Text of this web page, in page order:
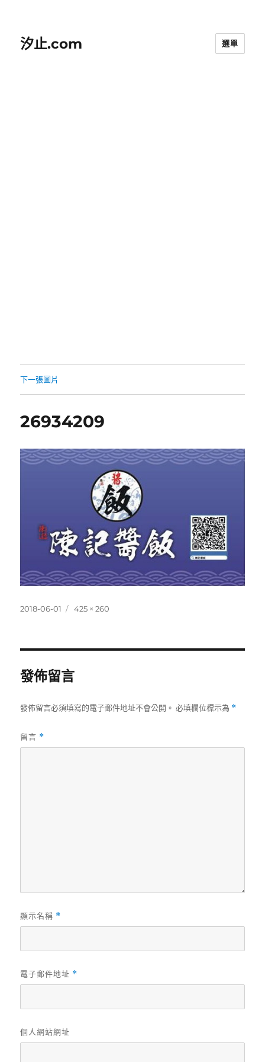
汐止.com 選單
下一張圖片
26934209
發
2018-06-01
完
425 × 260
發佈留言
發佈留言必須填寫的電子郵件地址不會公開。 必填欄位標示為 *
留言 *
顯示名稱 *
電子郵件地址 *
個人網站網址